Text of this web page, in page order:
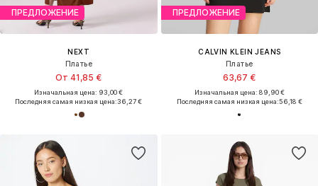
ПРЕДЛОЖЕНИЕ
NEXT
Платье
От 41,85 €
Изначальная цена: 93,00 €
Последняя самая низкая цена:36,27 €
ПРЕДЛОЖЕНИЕ
CALVIN KLEIN JEANS
Платье
63,67 €
Изначальная цена: 89,90 €
Последняя самая низкая цена:56,18 €